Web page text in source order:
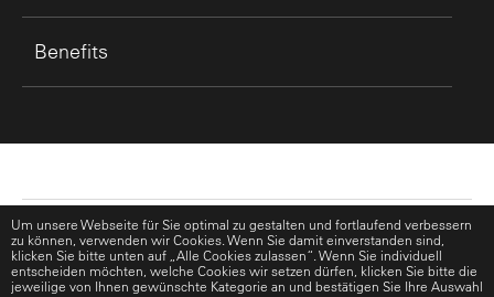
Benefits
Datenschutz
Impressum
Um unsere Webseite für Sie optimal zu gestalten und fortlaufend verbessern
zu können, verwenden wir Cookies. Wenn Sie damit einverstanden sind,
klicken Sie bitte unten auf „Alle Cookies zulassen“. Wenn Sie individuell
entscheiden möchten, welche Cookies wir setzen dürfen, klicken Sie bitte die
jeweilige von Ihnen gewünschte Kategorie an und bestätigen Sie Ihre Auswahl